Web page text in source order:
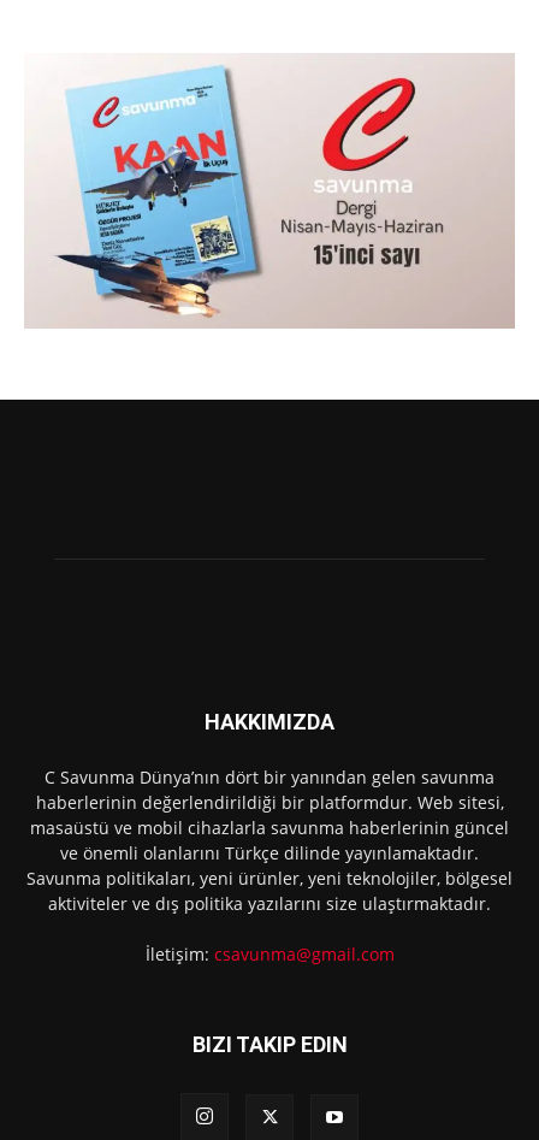
HAKKIMIZDA
C Savunma Dünya’nın dört bir yanından gelen savunma
haberlerinin değerlendirildiği bir platformdur. Web sitesi,
masaüstü ve mobil cihazlarla savunma haberlerinin güncel
ve önemli olanlarını Türkçe dilinde yayınlamaktadır.
Savunma politikaları, yeni ürünler, yeni teknolojiler, bölgesel
aktiviteler ve dış politika yazılarını size ulaştırmaktadır.
İletişim: csavunma@gmail.com
BIZI TAKIP EDIN